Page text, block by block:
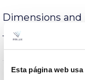
Esta página web
Dimensions
Measures
Linkable